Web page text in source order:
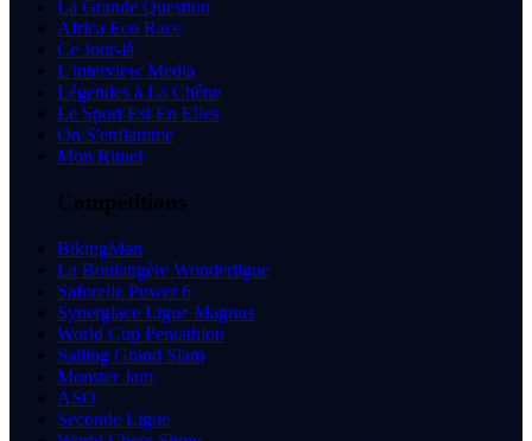
La Grande Question
Africa Eco Race
Ce Jour-là
L'interview Media
Légendes à La Chêne
Le Sport Est En Elles
On S'enflamme
Mon Rituel
Compétitions
BikingMan
La Boulangère Wonderligue
Saforelle Power 6
Synerglace Ligue Magnus
World Cup Pentathlon
Sailing Grand Slam
Monster Jam
ASO
Seconde Ligue